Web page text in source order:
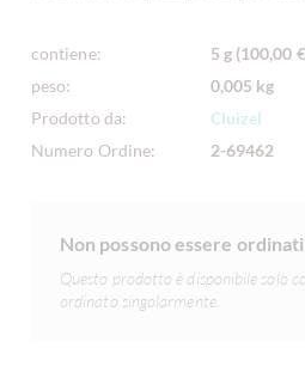
contiene:
5 g (100,00
peso:
0,005 kg
Prodotto da:
Cluizel
Numero Ordine:
2-69462
Non possono essere
Questo prodotto è disponibile solo
ordinato singolarmente.